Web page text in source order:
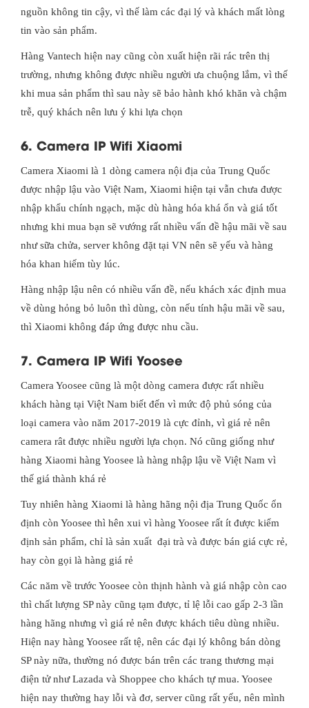
nguồn không tin cậy, vì thế làm các đại lý và khách mất lòng
tin vào sản phẩm.
Hàng Vantech hiện nay cũng còn xuất hiện rãi rác trên thị
trường, nhưng không được nhiều người ưa chuộng lắm, vì thế
khi mua sản phẩm thì sau này sẽ bảo hành khó khăn và chậm
trễ, quý khách nên lưu ý khi lựa chọn
6. Camera IP Wifi Xiaomi
Camera Xiaomi là 1 dòng camera nội địa của Trung Quốc
được nhập lậu vào Việt Nam, Xiaomi hiện tại vẫn chưa được
nhập khẩu chính ngạch, mặc dù hàng hóa khá ổn và giá tốt
nhưng khi mua bạn sẽ vướng rất nhiều vấn đề hậu mãi về sau
như sữa chửa, server không đặt tại VN nên sẽ yếu và hàng
hóa khan hiếm tùy lúc.
Hàng nhập lậu nên có nhiều vấn đề, nếu khách xác định mua
về dùng hỏng bỏ luôn thì dùng, còn nếu tính hậu mãi về sau,
thì Xiaomi không đáp ứng được nhu cầu.
7. Camera IP Wifi Yoosee
Camera Yoosee cũng là một dòng camera được rất nhiều
khách hàng tại Việt Nam biết đến vì mức độ phủ sóng của
loại camera vào năm 2017-2019 là cực đỉnh, vì giá rẻ nên
camera rât được nhiều người lựa chọn. Nó cũng giống như
hàng Xiaomi hàng Yoosee là hàng nhập lậu về Việt Nam vì
thế giá thành khá rẻ
Tuy nhiên hàng Xiaomi là hàng hãng nội địa Trung Quốc ổn
định còn Yoosee thì hên xui vì hàng Yoosee rất ít được kiểm
định sản phẩm, chỉ là sản xuất đại trà và được bán giá cực rẻ,
hay còn gọi là hàng giá rẻ
Các năm về trước Yoosee còn thịnh hành và giá nhập còn cao
thì chất lượng SP này cũng tạm được, tỉ lệ lỗi cao gấp 2-3 lần
hàng hãng nhưng vì giá rẻ nên được khách tiêu dùng nhiều.
Hiện nay hàng Yoosee rất tệ, nên các đại lý không bán dòng
SP này nữa, thường nó được bán trên các trang thương mại
điện tử như Lazada và Shoppee cho khách tự mua. Yoosee
hiện nay thường hay lỗi và đơ, server cũng rất yếu, nên mình